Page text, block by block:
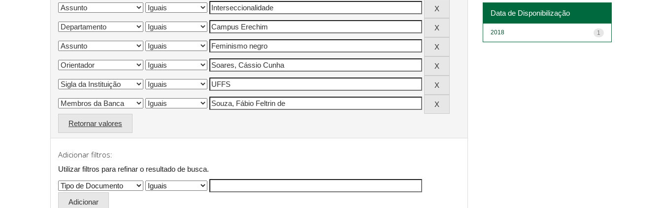
Retornar valores
Adicionar filtros:
Utilizar filtros para refinar o resultado de busca.
Data de Disponibilização
1
2018